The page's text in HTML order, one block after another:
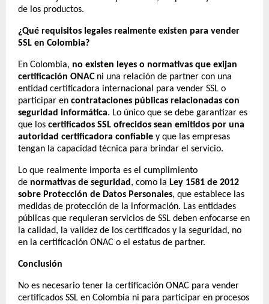
de los productos.
¿Qué requisitos legales realmente existen para vender
SSL en Colombia?
En Colombia, no existen leyes o normativas que exijan
certificación ONACni una relación de partner con una
entidad certificadora internacional para vender SSL o
participar en contrataciones públicas relacionadas con
seguridad informática. Lo único que se debe garantizar es
que los certificados SSL ofrecidos sean emitidos por una
autoridad certificadora confiable y que las empresas
tengan la capacidad técnica para brindar el servicio.
Lo que realmente importa es el cumplimiento
de normativas de seguridad , como la Ley 1581 de 2012
sobre Protección de Datos Personales, que establece las
medidas de protección de la información. Las entidades
públicas que requieran servicios de SSL deben enfocarse en
la calidad, la validez de los certificados y la seguridad, no
en la certificación ONAC o el estatus de partner.
Conclusión
No es necesario tener la certificación ONAC para vender
certificados SSL en Colombia ni para participar en procesos